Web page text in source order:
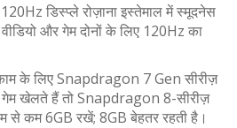
डिस्प्ले रोज़ाना इस्तेमाल में स्मूदनेस
और गेम दोनों के लिए 120Hz का
के लिए Snapdragon 7 Gen सीरीज़
गेम खेलते हैं तो Snapdragon 8-सीरीज़
से कम 6GB रखें; 8GB बेहतर रहती है।